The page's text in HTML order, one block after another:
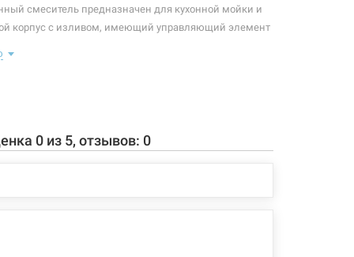
смеситель предназначен для кухонной мойки и
корпус с изливом, имеющий управляющий элемент
крепление, подводки.
от образования накипи
0 из 5, отзывов: 0